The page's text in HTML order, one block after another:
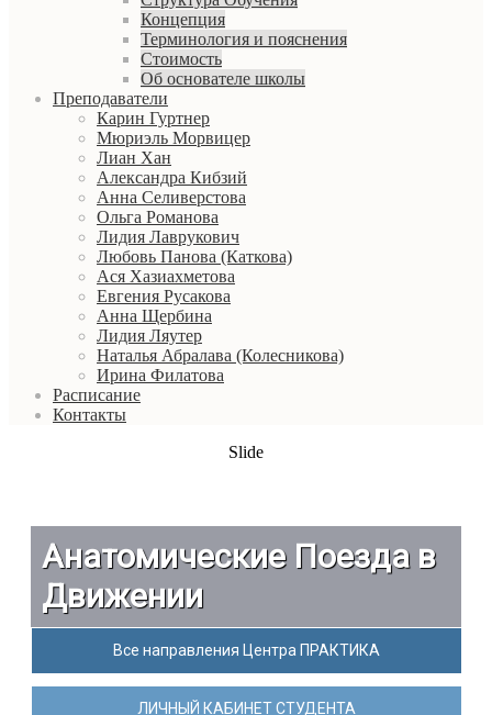
Концепция
Терминология и пояснения
Стоимость
Об основателе школы
Преподаватели
Карин Гуртнер
Мюриэль Морвицер
Лиан Хан
Александра Кибзий
Анна Селиверстова
Ольга Романова
Лидия Лаврукович
Любовь Панова (Каткова)
Ася Хазиахметова
Евгения Русакова
Анна Щербина
Лидия Ляутер
Наталья Абралава (Колесникова)
Ирина Филатова
Расписание
Контакты
Slide
Анатомические Поезда в
Движении
Все направления Центра ПРАКТИКА
ЛИЧНЫЙ КАБИНЕТ СТУДЕНТА